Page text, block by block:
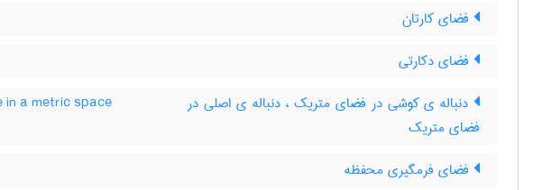
فضای کارتان
فضای دکارتی
دنباله ی کوشی در فضای متریک ، دنباله ی اصلی در
فضای متریک
in a metric space
فضای فرمگیری محفظه